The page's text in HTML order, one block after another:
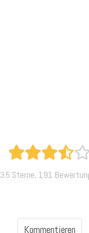
3.5 Sterne, 191
Kommentieren